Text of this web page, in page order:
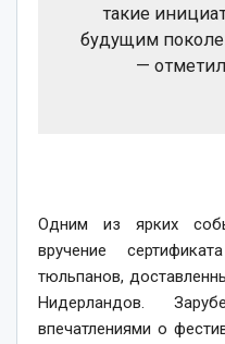
такие
будущим
— отметил
Одним из ярких
вручение
тюльпанов,
Нидерландов.
впечатлениями о